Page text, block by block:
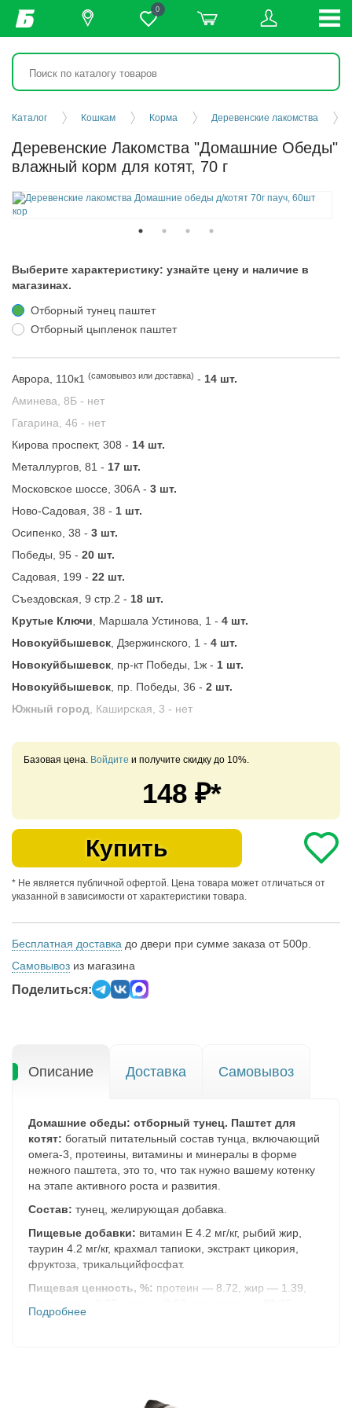
0
Каталог Кошкам Корма Деревенские лакомства
Деревенские Лакомства "Домашние Обеды"
влажный корм для котят, 70 г
Выберите характеристику: узнайте цену и наличие в
магазинах.
Отборный тунец паштет
Отборный цыпленок паштет
Аврора, 110к1 (самовывоз или доставка) - 14 шт.
Аминева, 8Б - нет
Гагарина, 46 - нет
Кирова проспект, 308 - 14 шт.
Металлургов, 81 - 17 шт.
Московское шоссе, 306А - 3 шт.
Ново-Садовая, 38 - 1 шт.
Осипенко, 38 - 3 шт.
Победы, 95 - 20 шт.
Садовая, 199 - 22 шт.
Съездовская, 9 стр.2 - 18 шт.
Крутые Ключи , Маршала Устинова, 1 - 4 шт.
Новокуйбышевск , Дзержинского, 1 - 4 шт.
Новокуйбышевск , пр-кт Победы, 1ж - 1 шт.
Новокуйбышевск , пр. Победы, 36 - 2 шт.
Южный город , Каширская, 3 - нет
Базовая цена. Войдите и получите скидку до 10%.
148 ₽*
Купить
* Не является публичной офертой. Цена товара может отличаться от
указанной в зависимости от характеристики товара.
Бесплатная доставка до двери при сумме заказа от 500р.
Самовывоз из магазина
Поделиться:
Описание Доставка Самовывоз
Домашние обеды: отборный тунец. Паштет для
котят: богатый питательный состав тунца, включающий
омега-3, протеины, витамины и минералы в форме
нежного паштета, это то, что так нужно вашему котенку
на этапе активного роста и развития.
Состав: тунец, желирующая добавка.
Пищевые добавки: витамин Е 4.2 мг/кг, рыбий жир,
таурин 4.2 мг/кг, крахмал тапиоки, экстракт цикория,
фруктоза, трикальцийфосфат.
Пищевая ценность, %: протеин — 8.72, жир — 1.39,
Домашние обеды: отборный цыпленок. Паштет для
Подробнее